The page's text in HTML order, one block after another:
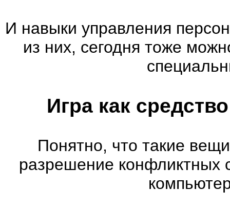
И навыки управления
из них, сегодня тоже
Игра как
Понятно, что такие
разрешение конфликтных